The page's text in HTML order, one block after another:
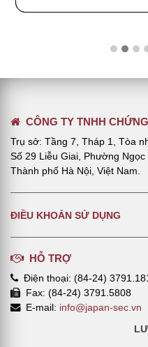
CÔNG TY TNHH
Trụ sở: Tầng 7, Tháp 1, Tòa
Số 29 Liễu Giai, Phường Ngọc
Thành phố Hà Nội, Việt Nam.
ĐIỀU KHOẢN SỬ DỤNG
HỖ TRỢ
Điện thoại: (84-24)
Fax: (84-24) 3791.5808
E-mail: info@japan-sec.vn